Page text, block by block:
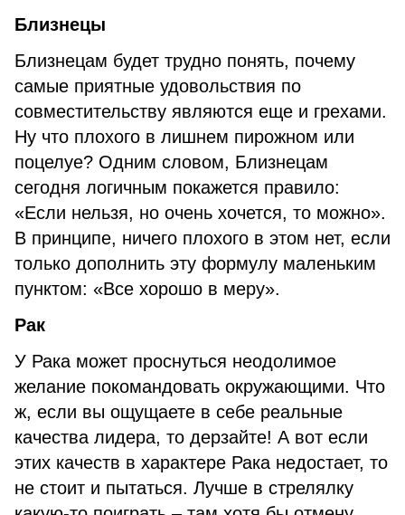
Близнецы
Близнецам будет трудно понять, почему
самые приятные удовольствия по
совместительству являются еще и грехами.
Ну что плохого в лишнем пирожном или
поцелуе? Одним словом, Близнецам
сегодня логичным покажется правило:
«Если нельзя, но очень хочется, то можно».
В принципе, ничего плохого в этом нет, если
только дополнить эту формулу маленьким
пунктом: «Все хорошо в меру».
Рак
У Рака может проснуться неодолимое
желание покомандовать окружающими. Что
ж, если вы ощущаете в себе реальные
качества лидера, то дерзайте! А вот если
этих качеств в характере Рака недостает, то
не стоит и пытаться. Лучше в стрелялку